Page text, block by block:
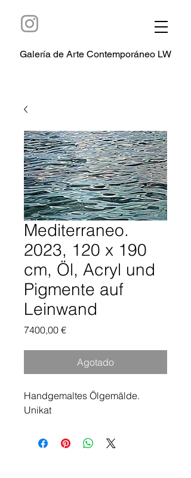
Galería de Arte Contemporáneo LW
Mediterraneo.
2023, 120 x 190
cm, Öl, Acryl und
Pigmente auf
Leinwand
7400,00 €Precio
Agotado
Handgemaltes Ölgemälde.
Unikat